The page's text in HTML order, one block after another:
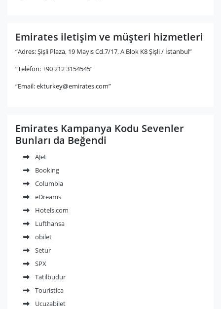
Emirates iletişim ve müşteri hizmetleri
“Adres: Şişli Plaza, 19 Mayıs Cd.7/17, A Blok K8 Şişli / İstanbul”
“Telefon: +90 212 3154545”
“Email:ekturkey@emirates.com”
Emirates Kampanya Kodu Sevenler
Bunları da Beğendi
AJet
Booking
Columbia
eDreams
Hotels.com
Lufthansa
obilet
Setur
SPX
Tatilbudur
Touristica
Ucuzabilet